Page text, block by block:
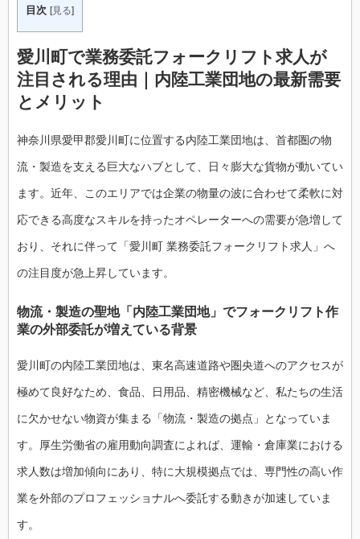
目次 [見る]
愛川町で業務委託フォークリフト求人が
注目される理由｜内陸工業団地の最新需要
とメリット
神奈川県愛甲郡愛川町に位置する内陸工業団地は、首都圏の物
流・製造を支える巨大なハブとして、日々膨大な貨物が動いてい
ます。近年、このエリアでは企業の物量の波に合わせて柔軟に対
応できる高度なスキルを持ったオペレーターへの需要が急増して
おり、それに伴って「愛川町 業務委託フォークリフト求人」へ
の注目度が急上昇しています。
物流・製造の聖地「内陸工業団地」でフォークリフト作
業の外部委託が増えている背景
愛川町の内陸工業団地は、東名高速道路や圏央道へのアクセスが
極めて良好なため、食品、日用品、精密機械など、私たちの生活
に欠かせない物資が集まる「物流・製造の拠点」となっていま
す。厚生労働省の雇用動向調査によれば、運輸・倉庫業における
求人数は増加傾向にあり、特に大規模拠点では、専門性の高い作
業を外部のプロフェッショナルへ委託する動きが加速していま
す。